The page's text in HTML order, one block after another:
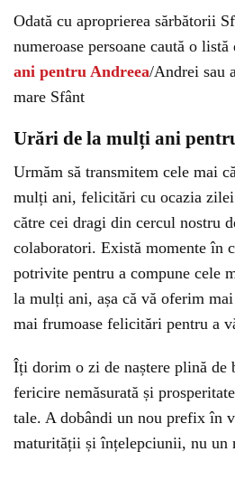
Odată cu aproprierea sărbătorii
numeroase persoane caută o listă
ani pentru Andreea/Andrei sau
mare Sfânt
Urări de la mulți ani
Urmăm să transmitem cele mai
mulți ani, felicitări cu ocazia zilei
către cei dragi din cercul nostru
colaboratori. Există momente în
potrivite pentru a compune cele
la mulți ani, așa că vă oferim
mai frumoase felicitări pentru a
Îți dorim o zi de naștere plină de
fericire nemăsurată și
tale. A dobândi un nou prefix în
maturității și înțelepciunii, nu un